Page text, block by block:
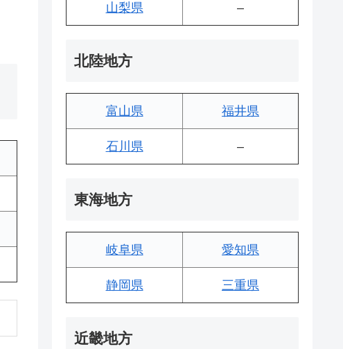
山梨県 –
北陸地方
富山県 福井県
石川県 –
東海地方
岐阜県 愛知県
静岡県 三重県
近畿地方